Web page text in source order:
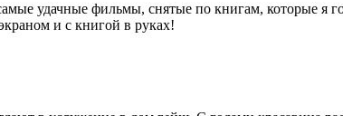
удачные фильмы, снятые по книгам, которые я
и с книгой в руках!